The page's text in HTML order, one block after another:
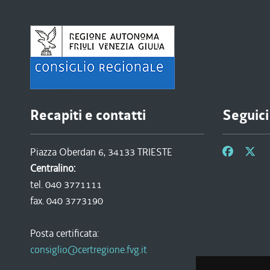
Recapiti e contatti
Piazza Oberdan 6, 34133 TRIESTE
Centralino:
tel. 040 3771111
fax. 040 3773190
Posta certificata:
consiglio@certregione.fvg.it